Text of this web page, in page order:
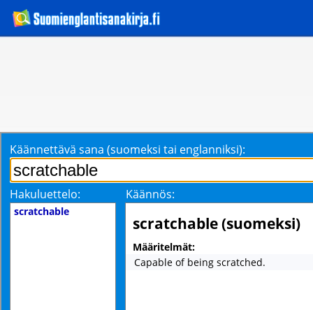
Käännettävä sana (suomeksi tai englanniksi):
Hakuluettelo: Käännös:
scratchable
scratchable (suomeksi)
Määritelmät:
Capable of being scratched.